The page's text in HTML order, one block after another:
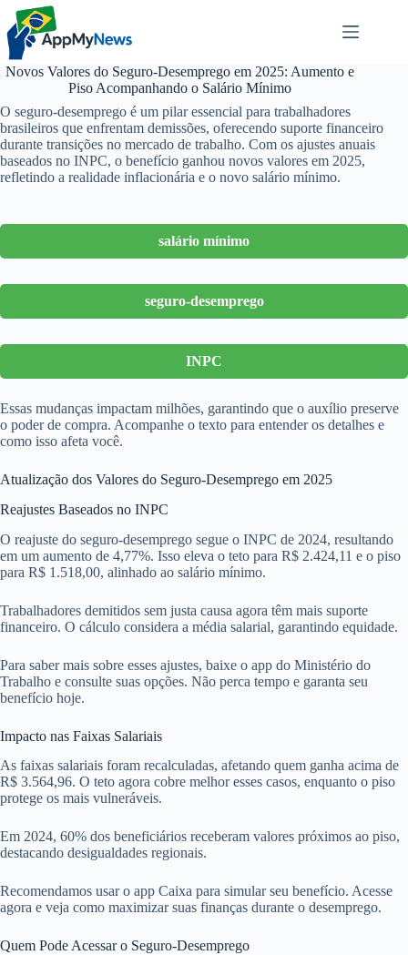
Pular
para
conteúdo
Novos Valores do Seguro-Desemprego em 2025: Aumento e
Piso Acompanhando o Salário Mínimo
O seguro-desemprego é um pilar essencial para trabalhadores
brasileiros que enfrentam demissões, oferecendo suporte financeiro
durante transições no mercado de trabalho. Com os ajustes anuais
baseados no INPC, o benefício ganhou novos valores em 2025,
refletindo a realidade inflacionária e o novo salário mínimo.
salário mínimo
seguro-desemprego
INPC
Essas mudanças impactam milhões, garantindo que o auxílio preserve
o poder de compra. Acompanhe o texto para entender os detalhes e
como isso afeta você.
Atualização dos Valores do Seguro-Desemprego em 2025
Reajustes Baseados no INPC
O reajuste do seguro-desemprego segue o INPC de 2024, resultando
em um aumento de 4,77%. Isso eleva o teto para R$ 2.424,11 e o piso
para R$ 1.518,00, alinhado ao salário mínimo.
Trabalhadores demitidos sem justa causa agora têm mais suporte
financeiro. O cálculo considera a média salarial, garantindo equidade.
Para saber mais sobre esses ajustes, baixe o app do Ministério do
Trabalho e consulte suas opções. Não perca tempo e garanta seu
benefício hoje.
Impacto nas Faixas Salariais
As faixas salariais foram recalculadas, afetando quem ganha acima de
R$ 3.564,96. O teto agora cobre melhor esses casos, enquanto o piso
protege os mais vulneráveis.
Em 2024, 60% dos beneficiários receberam valores próximos ao piso,
destacando desigualdades regionais.
Recomendamos usar o app Caixa para simular seu benefício. Acesse
agora e veja como maximizar suas finanças durante o desemprego.
Quem Pode Acessar o Seguro-Desemprego